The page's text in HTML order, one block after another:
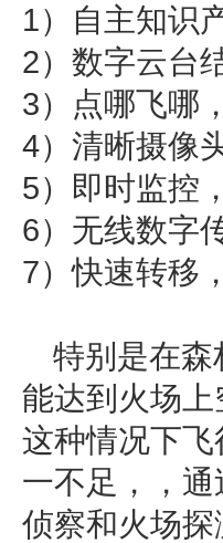
1）自主知识
2）数字云台
3）点哪飞哪
4）清晰摄像
5）即时监控
6）无线数字
7）快速转移
特别是在
能达到火场
这种情况下
一不足，，
侦察和火场